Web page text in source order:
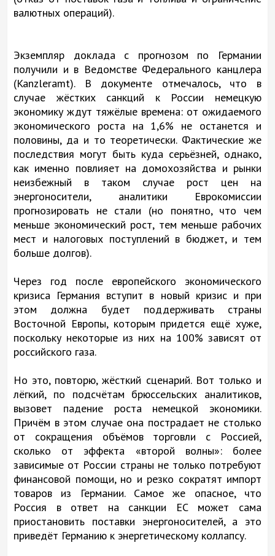
валютных операций).
Экземпляр доклада с прогнозом по Германии
получили и в Ведомстве Федерального канцлера
(Kanzleramt). В документе отмечалось, что в
случае жёстких санкций к России немецкую
экономику ждут тяжёлые времена: от ожидаемого
экономического роста на 1,6% не останется и
половины, да и то теоретически. Фактические же
последствия могут быть куда серьёзней, однако,
как именно повлияет на домохозяйства и рынки
неизбежный в таком случае рост цен на
энергоносители, аналитики Еврокомиссии
прогнозировать не стали (но понятно, что чем
меньше экономический рост, тем меньше рабочих
мест и налоговых поступлений в бюджет, и тем
больше долгов).
Через год после европейского экономического
кризиса Германия вступит в новый кризис и при
этом должна будет поддерживать страны
Восточной Европы, которым придется ещё хуже,
поскольку некоторые из них на 100% зависят от
российского газа.
Но это, повторю, жёсткий сценарий. Вот только и
лёгкий, по подсчётам брюссельских аналитиков,
вызовет падение роста немецкой экономики.
Причём в этом случае она пострадает не столько
от сокращения объёмов торговли с Россией,
сколько от эффекта «второй волны»: более
зависимые от России страны не только потребуют
финансовой помощи, но и резко сократят импорт
товаров из Германии. Самое же опасное, что
Россия в ответ на санкции ЕС может сама
приостановить поставки энергоносителей, а это
приведёт Германию к энергетическому коллапсу.